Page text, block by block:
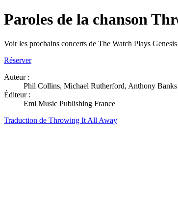
Paroles de la chanson
Voir les prochains concerts de The Watch Plays Genesis
Réserver
Auteur :
Phil Collins, Michael Rutherford, Anthony Banks
Éditeur :
Emi Music Publishing France
Traduction de Throwing It All Away